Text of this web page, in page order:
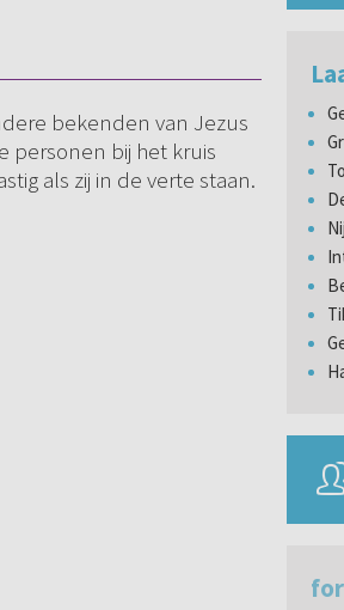
bekenden van Jezus
personen bij het kruis
als zij in de verte staan.